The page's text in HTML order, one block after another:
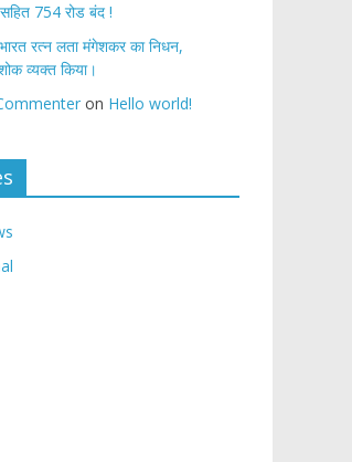
सहित 754 रोड बंद !
भारत रत्न लता मंगेशकर का निधन,
व्यक्त किया।
on Hello world!